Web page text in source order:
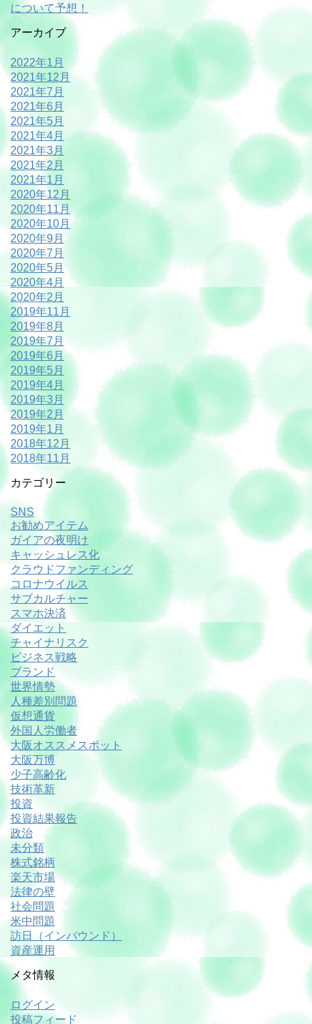
について予想！
アーカイブ
2022年1月
2021年12月
2021年7月
2021年6月
2021年5月
2021年4月
2021年3月
2021年2月
2021年1月
2020年12月
2020年11月
2020年10月
2020年9月
2020年7月
2020年5月
2020年4月
2020年2月
2019年11月
2019年8月
2019年7月
2019年6月
2019年5月
2019年4月
2019年3月
2019年2月
2019年1月
2018年12月
2018年11月
カテゴリー
SNS
お勧めアイテム
ガイアの夜明け
キャッシュレス化
クラウドファンディング
コロナウイルス
サブカルチャー
スマホ決済
ダイエット
チャイナリスク
ビジネス戦略
ブランド
世界情勢
人種差別問題
仮想通貨
外国人労働者
大阪オススメスポット
大阪万博
少子高齢化
技術革新
投資
投資結果報告
政治
未分類
株式銘柄
楽天市場
法律の壁
社会問題
米中問題
訪日（インバウンド）
資産運用
メタ情報
ログイン
投稿フィード